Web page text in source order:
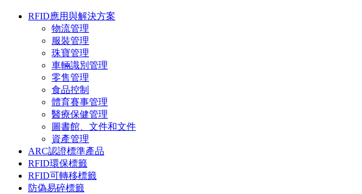
RFID應用與解決方案
物流管理
服裝管理
珠寶管理
車輛識別管理
零售管理
食品控制
體育賽事管理
醫療保健管理
圖書館、文件和文件
資產管理
ARC認證標準產品
RFID環保標籤
RFID可轉移標籤
防偽易碎標籤